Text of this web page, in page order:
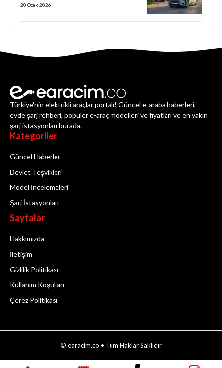
20 Ocak 2026
Türkiye'nin elektrikli araçlar portalı! Güncel e-araba haberleri,
evde şarj rehberi, popüler e-araç modelleri ve fiyatları ve en yakın
şarj istasyonları burada.
Kategoriler
Güncel Haberler
Devlet Teşvikleri
Model İncelemeleri
Şarj İstasyonları
Sayfalar
Hakkımızda
İletişim
Gizlilik Politikası
Kullanım Koşulları
Çerez Politikası
© earacim.co • Tüm Haklar Saklıdır